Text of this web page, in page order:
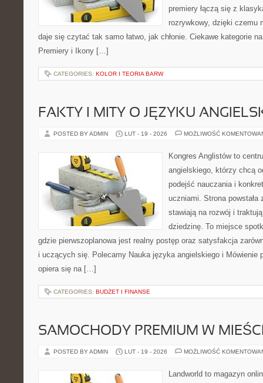
premiery łączą się z
rozrywkowy, dzięki czemu
daje się czytać tak samo łatwo, jak chłonie. Ciekawe kategorie
Premiery i Ikony […]
CATEGORIES: KOLOR I TEORIA BARW
FAKTY I MITY O JĘZYKU
POSTED BY ADMIN LUT - 19 - 2026 MOŻLIWOŚĆ
Kongres Anglistów to
angielskiego, którzy chcą
podejść nauczania i
uczniami. Strona
stawiają na rozwój i
dziedzinę. To miejsce
gdzie pierwszoplanowa jest realny postęp oraz satysfakcja
i uczących się. Polecamy Nauka języka angielskiego i Mówienie
opiera się na […]
CATEGORIES: BUDŻET I FINANSE
SAMOCHODY PREMIUM W
POSTED BY ADMIN LUT - 19 - 2026 MOŻLIWOŚĆ
Landworld to magazyn